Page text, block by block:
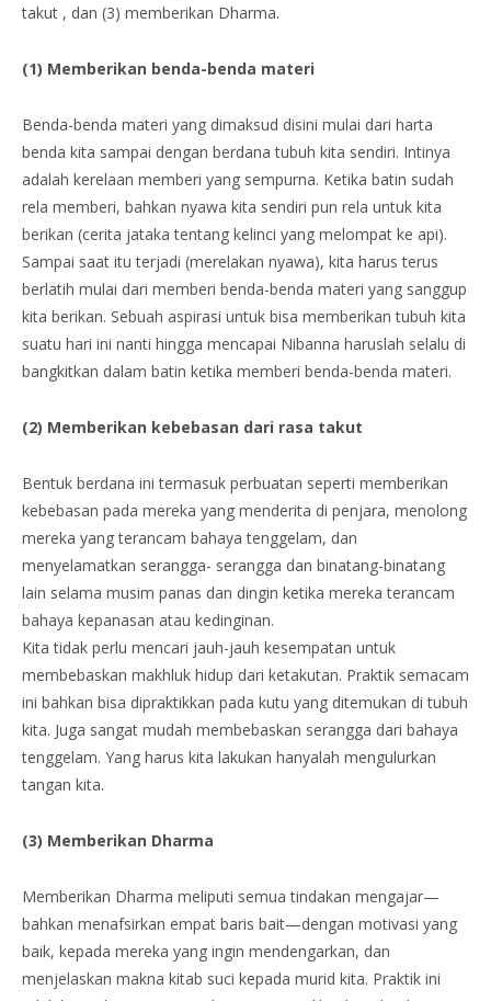
takut , dan (3) memberikan Dharma.
(1) Memberikan benda-benda materi
Benda-benda materi yang dimaksud disini mulai dari harta
benda kita sampai dengan berdana tubuh kita sendiri. Intinya
adalah kerelaan memberi yang sempurna. Ketika batin sudah
rela memberi, bahkan nyawa kita sendiri pun rela untuk kita
berikan (cerita jataka tentang kelinci yang melompat ke api).
Sampai saat itu terjadi (merelakan nyawa), kita harus terus
berlatih mulai dari memberi benda-benda materi yang sanggup
kita berikan. Sebuah aspirasi untuk bisa memberikan tubuh kita
suatu hari ini nanti hingga mencapai Nibanna haruslah selalu di
bangkitkan dalam batin ketika memberi benda-benda materi.
(2) Memberikan kebebasan dari rasa takut
Bentuk berdana ini termasuk perbuatan seperti memberikan
kebebasan pada mereka yang menderita di penjara, menolong
mereka yang terancam bahaya tenggelam, dan
menyelamatkan serangga- serangga dan binatang-binatang
lain selama musim panas dan dingin ketika mereka terancam
bahaya kepanasan atau kedinginan.
Kita tidak perlu mencari jauh-jauh kesempatan untuk
membebaskan makhluk hidup dari ketakutan. Praktik semacam
ini bahkan bisa dipraktikkan pada kutu yang ditemukan di tubuh
kita. Juga sangat mudah membebaskan serangga dari bahaya
tenggelam. Yang harus kita lakukan hanyalah mengulurkan
tangan kita.
(3) Memberikan Dharma
Memberikan Dharma meliputi semua tindakan mengajar—
bahkan menafsirkan empat baris bait—dengan motivasi yang
baik, kepada mereka yang ingin mendengarkan, dan
menjelaskan makna kitab suci kepada murid kita. Praktik ini